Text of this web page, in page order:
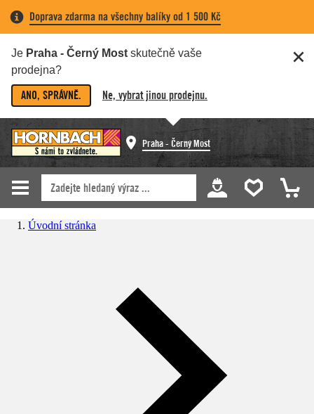
Doprava zdarma na všechny balíky od 1 500 Kč
Je Praha - Černý Most skutečně vaše
prodejna?
ANO, SPRÁVNĚ. Ne, vybrat jinou prodejnu.
Praha - Černý Most
Úvodní stránka